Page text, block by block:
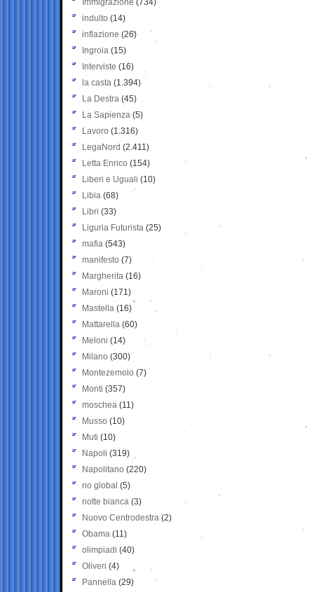
Immigrazione (734)
indulto (14)
inflazione (26)
Ingroia (15)
Interviste (16)
la casta (1.394)
La Destra (45)
La Sapienza (5)
Lavoro (1.316)
LegaNord (2.411)
Letta Enrico (154)
Liberi e Uguali (10)
Libia (68)
Libri (33)
Liguria Futurista (25)
mafia (543)
manifesto (7)
Margherita (16)
Maroni (171)
Mastella (16)
Mattarella (60)
Meloni (14)
Milano (300)
Montezemolo (7)
Monti (357)
moschea (11)
Musso (10)
Muti (10)
Napoli (319)
Napolitano (220)
no global (5)
notte bianca (3)
Nuovo Centrodestra (2)
Obama (11)
olimpiadi (40)
Oliveri (4)
Pannella (29)